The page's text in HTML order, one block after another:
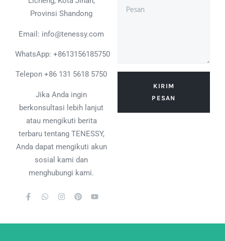
Provinsi Shandong
Email: info@tenessy.com
WhatsApp: +8613156185750
Telepon +86 131 5618 5750
Jika Anda ingin
berkonsultasi lebih lanjut
atau mengikuti berita
terbaru tentang TENESSY,
Anda dapat mengikuti akun
sosial kami dan
menghubungi kami.
KIRIM
PESAN